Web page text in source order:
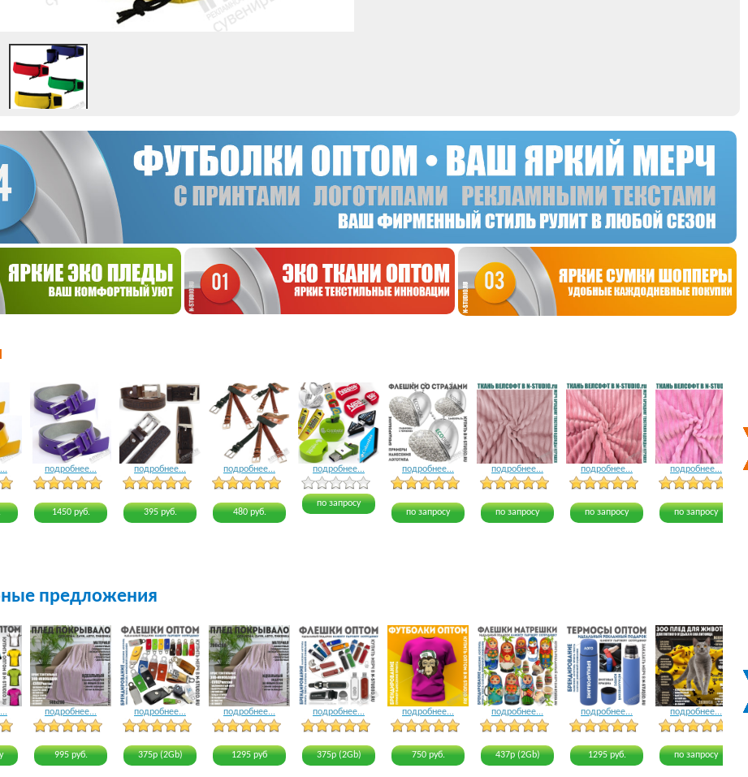
4 голоса
подробнее...
3 голоса
1450 руб.
подробнее...
3 голоса
395 руб.
подробнее...
4 голоса
480 руб.
подробнее...
по запросу
подробнее...
5 голосов
по запросу
подробнее...
12 голосов
по запросу
подробнее...
8 голосов
по запросу
подробнее...
по запросу
предложения
15 голосов
подробнее...
20 голосов
995 руб.
подробнее...
22 голоса
375р (2Gb)
подробнее...
19 голосов
1295 руб
подробнее...
21 голос
375р (2Gb)
подробнее...
20 голосов
750 руб.
подробнее...
20 голосов
437р (2Gb)
подробнее...
20 голосов
1295 руб.
подробнее...
по запросу